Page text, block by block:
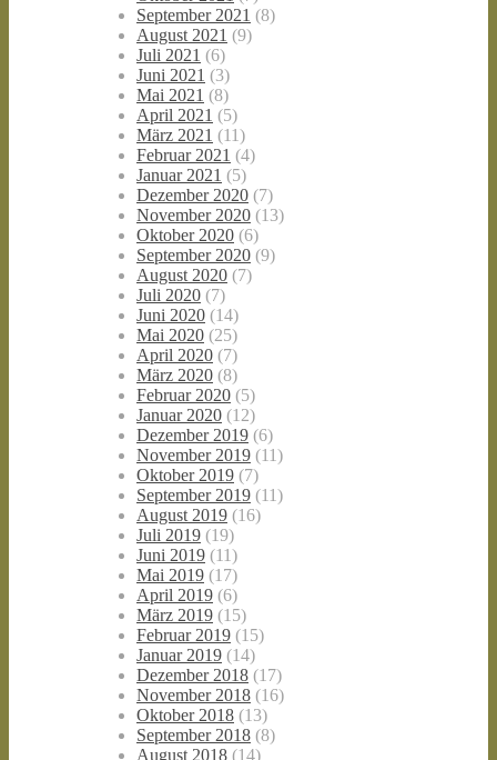
September 2021 (8)
August 2021 (9)
Juli 2021 (6)
Juni 2021 (3)
Mai 2021 (8)
April 2021 (5)
März 2021 (11)
Februar 2021 (4)
Januar 2021 (5)
Dezember 2020 (7)
November 2020 (13)
Oktober 2020 (6)
September 2020 (9)
August 2020 (7)
Juli 2020 (7)
Juni 2020 (14)
Mai 2020 (25)
April 2020 (7)
März 2020 (8)
Februar 2020 (5)
Januar 2020 (12)
Dezember 2019 (6)
November 2019 (11)
Oktober 2019 (7)
September 2019 (11)
August 2019 (16)
Juli 2019 (19)
Juni 2019 (11)
Mai 2019 (17)
April 2019 (6)
März 2019 (15)
Februar 2019 (15)
Januar 2019 (14)
Dezember 2018 (17)
November 2018 (16)
Oktober 2018 (13)
September 2018 (8)
August 2018 (14)